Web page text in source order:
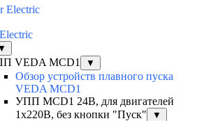
Electric
VEDA MCD1 ▼
Обзор устройств плавного пуска
VEDA MCD1
УПП MCD1 24В, для двигателей
1х220В, без кнопки "Пуск"
▼